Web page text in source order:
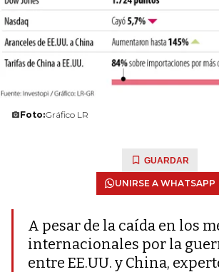
Foto:Gráfico LR
GUARDAR
UNIRSE A WHATSAPP
A pesar de la caída en los
internacionales por la
entre EE.UU. y China,